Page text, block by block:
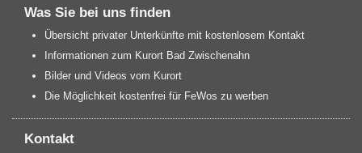
Was Sie bei uns finden
Übersicht privater Unterkünfte mit kostenlosem Kontakt
Informationen zum Kurort Bad Zwischenahn
Bilder und Videos vom Kurort
Die Möglichkeit kostenfrei für FeWos zu werben
Kontakt